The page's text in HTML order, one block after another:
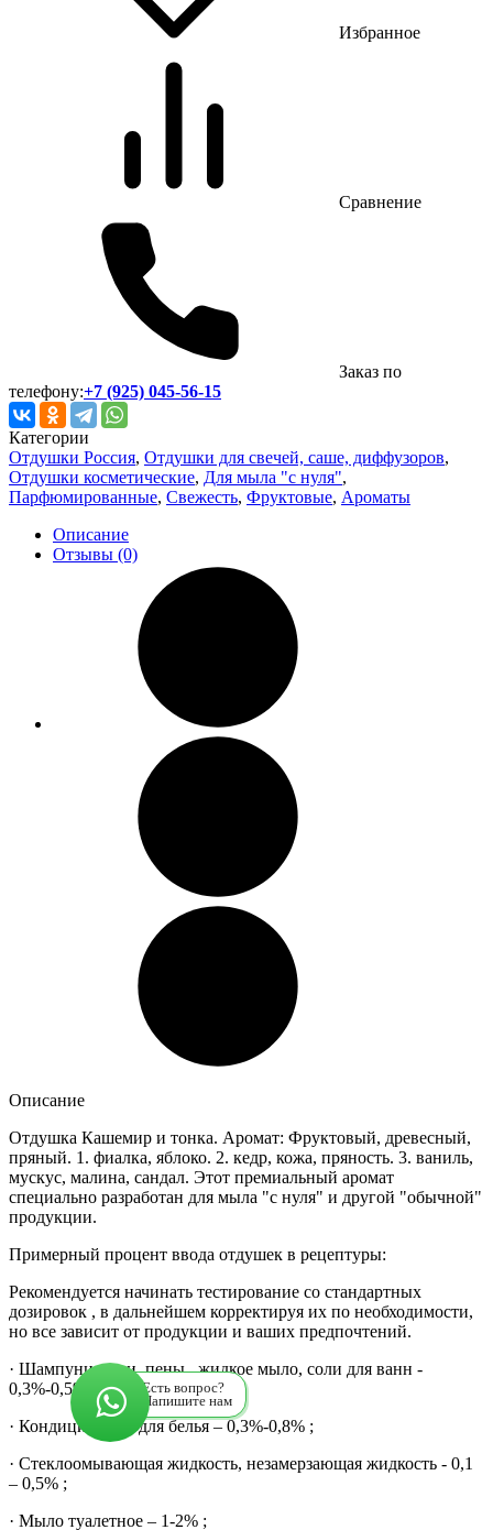
Избранное
Сравнение
Заказ по
телефону:+7 (925) 045-56-15
Категории
Отдушки Россия, Отдушки для свечей, саше, диффузоров,
Отдушки косметические, Для мыла "с нуля",
Парфюмированные, Свежесть, Фруктовые, Ароматы
Описание
Отзывы (0)
Описание
Отдушка Кашемир и тонка. Аромат: Фруктовый, древесный,
пряный. 1. фиалка, яблоко. 2. кедр, кожа, пряность. 3. ваниль,
мускус, малина, сандал. Этот премиальный аромат
специально разработан для мыла "с нуля" и другой "обычной"
продукции.
Примерный процент ввода отдушек в рецептуры:
Рекомендуется начинать тестирование со стандартных
дозировок , в дальнейшем корректируя их по необходимости,
но все зависит от продукции и ваших предпочтений.
· Шампуни, гели, пены , жидкое мыло, соли для ванн -
0,3%-0,5% ;
· Кондиционеры для белья – 0,3%-0,8% ;
· Стеклоомывающая жидкость, незамерзающая жидкость - 0,1
– 0,5% ;
· Мыло туалетное – 1-2% ;
Есть вопрос?
Напишите нам